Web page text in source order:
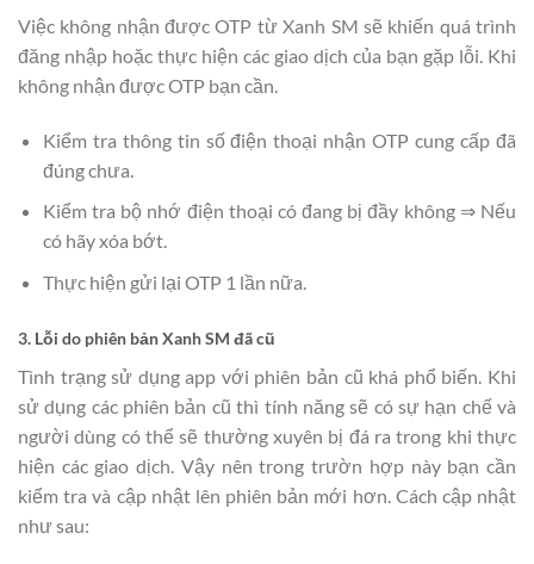
Việc không nhận được OTP từ Xanh SM sẽ khiến quá trình
đăng nhập hoặc thực hiện các giao dịch của bạn gặp lỗi. Khi
không nhận được OTP bạn cần.
Kiểm tra thông tin số điện thoại nhận OTP cung cấp đã
đúng chưa.
Kiểm tra bộ nhớ điện thoại có đang bị đầy không ⇒ Nếu
có hãy xóa bớt.
Thực hiện gửi lại OTP 1 lần nữa.
3. Lỗi do phiên bản Xanh SM đã cũ
Tình trạng sử dụng app với phiên bản cũ khá phổ biến. Khi
sử dụng các phiên bản cũ thì tính năng sẽ có sự hạn chế và
người dùng có thể sẽ thường xuyên bị đá ra trong khi thực
hiện các giao dịch. Vậy nên trong trườn hợp này bạn cần
kiểm tra và cập nhật lên phiên bản mới hơn. Cách cập nhật
như sau: